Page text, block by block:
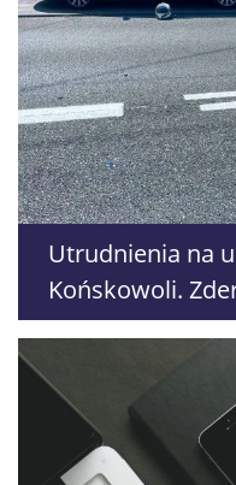
Utrudnienia na
Końskowoli.
motorowerem